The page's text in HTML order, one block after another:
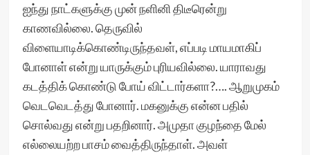
ஐந்து நாட்களுக்கு முன் நளினி திடீரென்று
காணவில்லை. தெருவில்
விளையாடிக்கொண்டிருந்தவள், எப்படி மாயமாகிப்
போனாள் என்று யாருக்கும் புரியவில்லை. யாராவது
கடத்திக் கொண்டு போய் விட்டார்களா?…. ஆறுமுகம்
வெடவெடத்து போனார். மகனுக்கு என்ன பதில்
சொல்வது என்று பதறினார். அமுதா குழந்தை மேல்
எல்லையற்ற பாசம் வைத்திருந்தாள். அவள்